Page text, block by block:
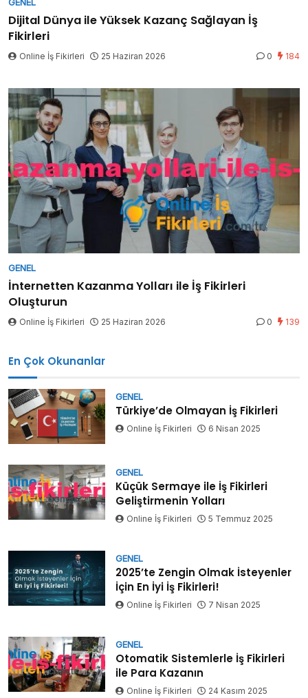
Dijital Dünya ile Yüksek Kazanç Sağlayan İş
Fikirleri
Online İş Fikirleri 25 Haziran 2026 0 184
GENEL
İnternetten Kazanma Yolları ile İş Fikirleri
Oluşturun
Online İş Fikirleri 25 Haziran 2026 0 139
En Çok Okunanlar
GENEL
Türkiye’de Olmayan İş Fikirleri
Online İş Fikirleri 6 Nisan 2025
GENEL
Küçük Sermaye ile İş Fikirleri
Geliştirmenin Yolları
Online İş Fikirleri 5 Temmuz 2025
GENEL
2025’te Zengin Olmak İsteyenler
İçin En İyi İş Fikirleri!
Online İş Fikirleri 7 Nisan 2025
GENEL
Otomatik Sistemlerle İş Fikirleri
ile Para Kazanın
Online İş Fikirleri 24 Kasım 2025